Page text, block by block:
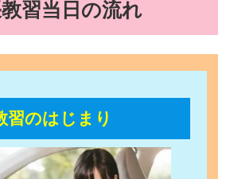
習当日の流れ
習のはじまり